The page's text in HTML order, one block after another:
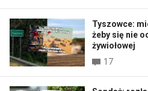
Tyszowce:
żeby się nie
żywiołowej
17